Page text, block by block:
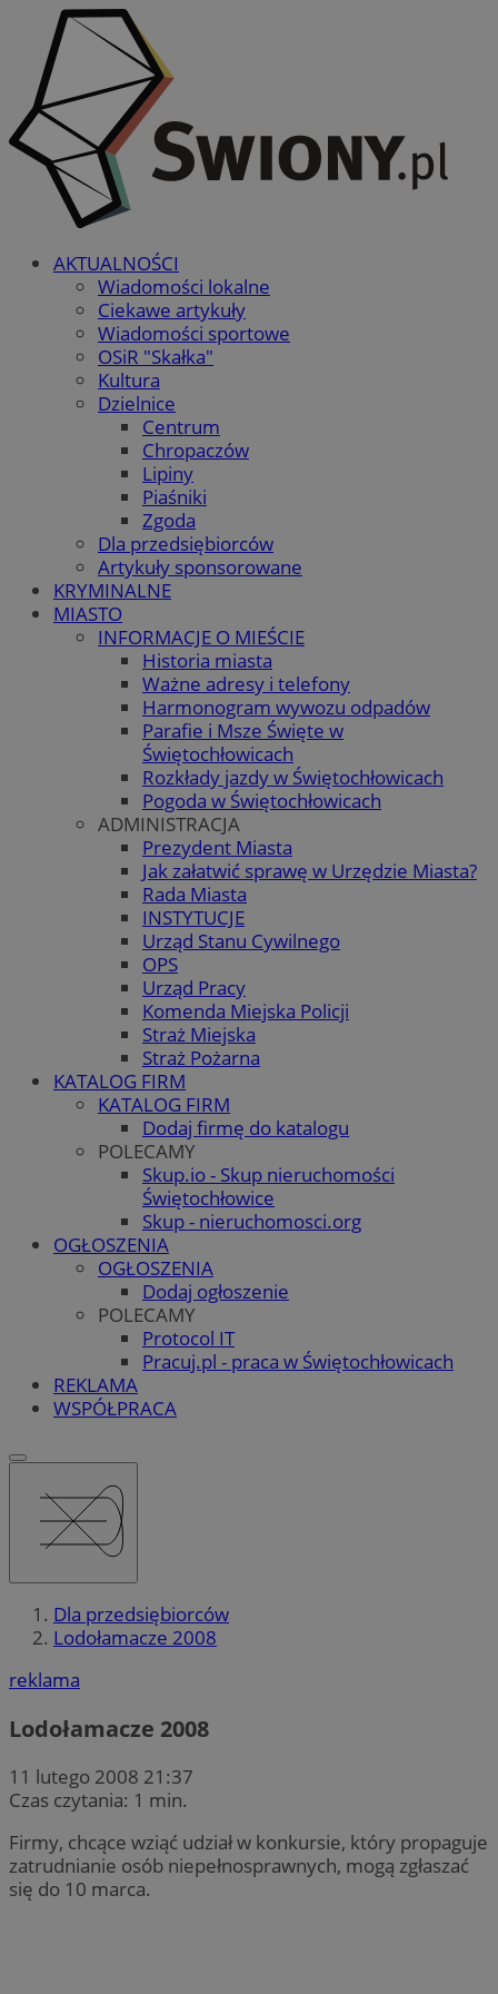
AKTUALNOŚCI
Wiadomości lokalne
Ciekawe artykuły
Wiadomości sportowe
OSiR "Skałka"
Kultura
Dzielnice
Centrum
Chropaczów
Lipiny
Piaśniki
Zgoda
Dla przedsiębiorców
Artykuły sponsorowane
KRYMINALNE
MIASTO
INFORMACJE O MIEŚCIE
Historia miasta
Ważne adresy i telefony
Harmonogram wywozu odpadów
Parafie i Msze Święte w
Świętochłowicach
Rozkłady jazdy w Świętochłowicach
Pogoda w Świętochłowicach
ADMINISTRACJA
Prezydent Miasta
Jak załatwić sprawę w Urzędzie Miasta?
Rada Miasta
INSTYTUCJE
Urząd Stanu Cywilnego
OPS
Urząd Pracy
Komenda Miejska Policji
Straż Miejska
Straż Pożarna
KATALOG FIRM
KATALOG FIRM
Dodaj firmę do katalogu
POLECAMY
Skup.io - Skup nieruchomości
Świętochłowice
Skup - nieruchomosci.org
OGŁOSZENIA
OGŁOSZENIA
Dodaj ogłoszenie
POLECAMY
Protocol IT
Pracuj.pl - praca w Świętochłowicach
REKLAMA
WSPÓŁPRACA
Dla przedsiębiorców
Lodołamacze 2008
reklama
Lodołamacze 2008
11 lutego 2008 21:37
Czas czytania: 1 min.
Firmy, chcące wziąć udział w konkursie, który propaguje
zatrudnianie osób niepełnosprawnych, mogą zgłaszać
się do 10 marca.